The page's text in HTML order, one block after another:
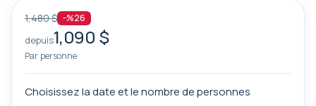
1,480 $ -%26
depuis1,090 $
Par personne
Choisissez la date et le nombre de personnes